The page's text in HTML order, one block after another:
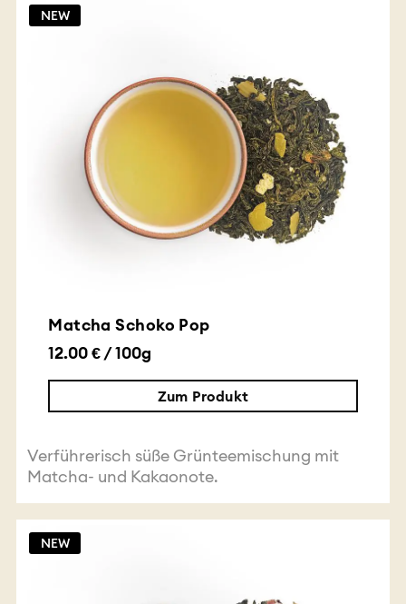
NEW
Matcha Schoko Pop
12.00 € / 100g
Zum Produkt
Verführerisch süße Grünteemischung mit
Matcha- und Kakaonote.
NEW